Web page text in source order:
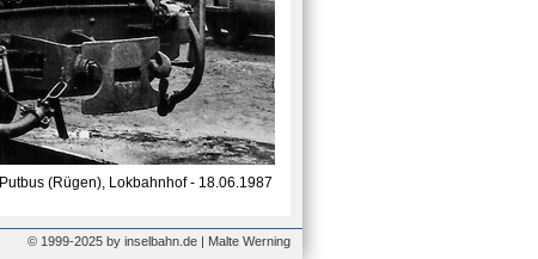
Putbus (Rügen), Lokbahnhof - 18.06.1987
© 1999-2025 by inselbahn.de | Malte Werning